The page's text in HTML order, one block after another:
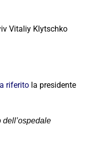
Vitaliy Klytschko
riferito la presidente